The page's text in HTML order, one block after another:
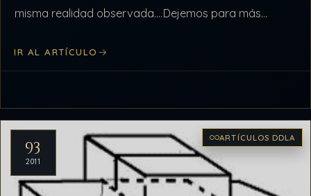
misma realidad observada….Dejemos para más
IR AL ARTÍCULO
93
2011
ARTÍCULOS DDLA